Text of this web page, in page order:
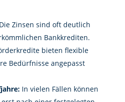
Zinsen sind oft deutlich
Bankkrediten.
bieten flexible
Bedürfnisse angepasst
In vielen Fällen können